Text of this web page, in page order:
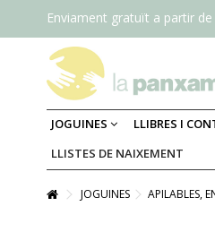
Enviament gratuït a partir
JOGUINES LLIBRES I
LLISTES DE NAIXEMENT
JOGUINES APILABLES,